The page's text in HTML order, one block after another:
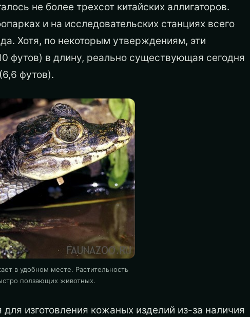
не более трехсот китайских аллигаторов.
и на исследовательских станциях всего
Хотя, по некоторым утверждениям, эти
футов) в длину, реально существующая сегодня
футов).
в удобном месте. Растительность
ползающих животных.
изготовления кожаных изделий из-за наличия